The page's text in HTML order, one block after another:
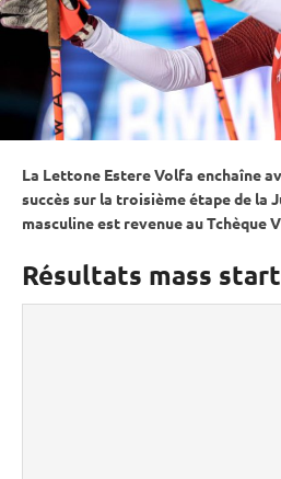
La Lettone Estere Volfa enchaîne
succès sur la troisième étape de la
masculine est revenue au Tchèque
Résultats mass